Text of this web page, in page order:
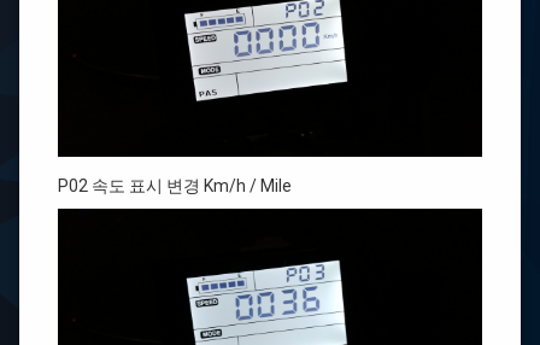
P02 속도 표시 변경 Km/h / Mile